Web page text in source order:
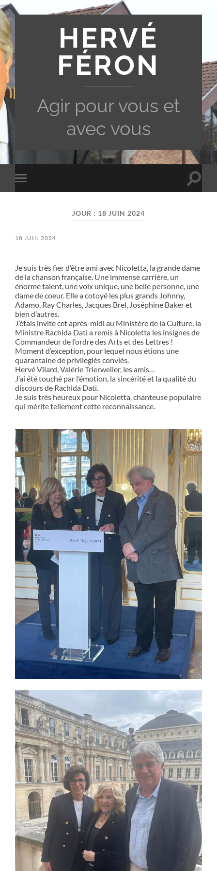
HERVÉ
FÉRON
Agir pour vous et
avec vous
Toggle
mobile
Toggle
JOUR : 18 JUIN 2024
18 JUIN 2024
Je suis très fier d’être ami avec Nicoletta, la grande dame
de la chanson française. Une immense carrière, un
énorme talent, une voix unique, une belle personne, une
dame de coeur. Elle a cotoyé les plus grands Johnny,
Adamo, Ray Charles, Jacques Brel, Joséphine Baker et
bien d’autres.
J’étais invité cet après-midi au Ministère de la Culture, la
Ministre Rachida Dati a remis à Nicoletta les insignes de
Commandeur de l’ordre des Arts et des Lettres !
Moment d’exception, pour lequel nous étions une
quarantaine de privilégiés conviés.
Hervé Vilard, Valérie Trierweiler, les amis…
J’ai été touché par l’émotion, la sincérité et la qualité du
discours de Rachida Dati.
Je suis très heureux pour Nicoletta, chanteuse populaire
qui mérite tellement cette reconnaissance.